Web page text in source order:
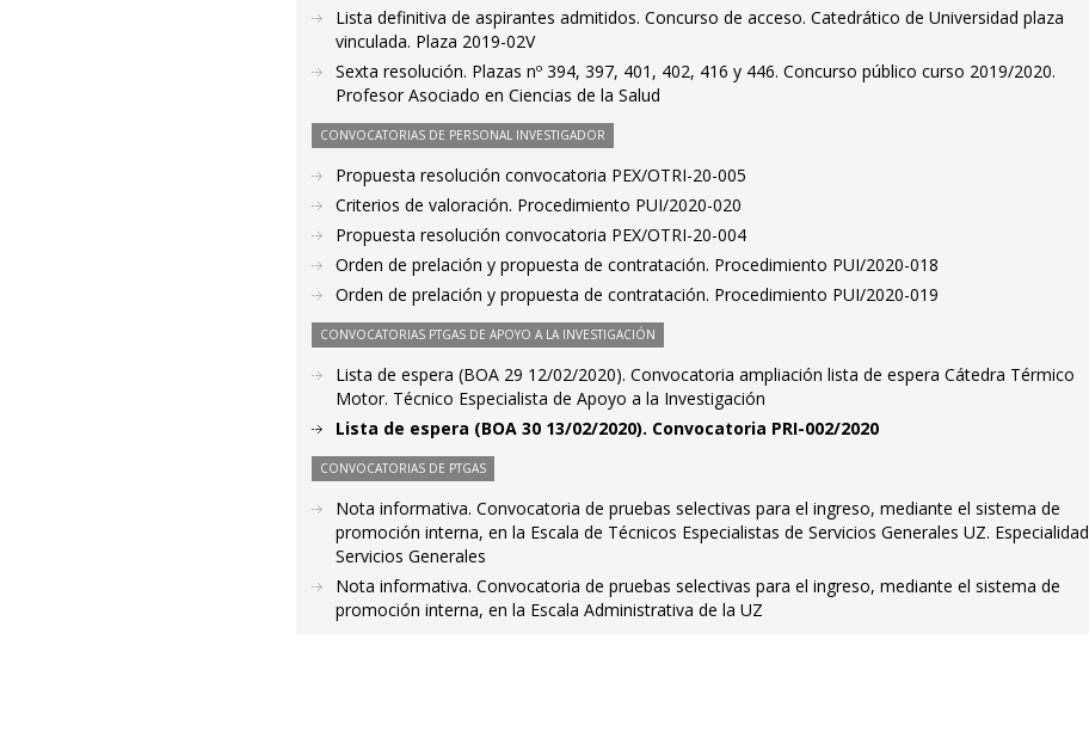
Lista definitiva de aspirantes admitidos. Concurso de acceso. Catedrático de Universidad plaza
vinculada. Plaza 2019-02V
Sexta resolución. Plazas nº 394, 397, 401, 402, 416 y 446. Concurso público curso 2019/2020.
Profesor Asociado en Ciencias de la Salud
CONVOCATORIAS DE PERSONAL INVESTIGADOR
Propuesta resolución convocatoria PEX/OTRI-20-005
Criterios de valoración. Procedimiento PUI/2020-020
Propuesta resolución convocatoria PEX/OTRI-20-004
Orden de prelación y propuesta de contratación. Procedimiento PUI/2020-018
Orden de prelación y propuesta de contratación. Procedimiento PUI/2020-019
CONVOCATORIAS PTGAS DE APOYO A LA INVESTIGACIÓN
Lista de espera (BOA 29 12/02/2020). Convocatoria ampliación lista de espera Cátedra Térmico
Motor. Técnico Especialista de Apoyo a la Investigación
Lista de espera (BOA 30 13/02/2020). Convocatoria PRI-002/2020
CONVOCATORIAS DE PTGAS
Nota informativa. Convocatoria de pruebas selectivas para el ingreso, mediante el sistema de
promoción interna, en la Escala de Técnicos Especialistas de Servicios Generales UZ. Especialidad
Servicios Generales
Nota informativa. Convocatoria de pruebas selectivas para el ingreso, mediante el sistema de
promoción interna, en la Escala Administrativa de la UZ